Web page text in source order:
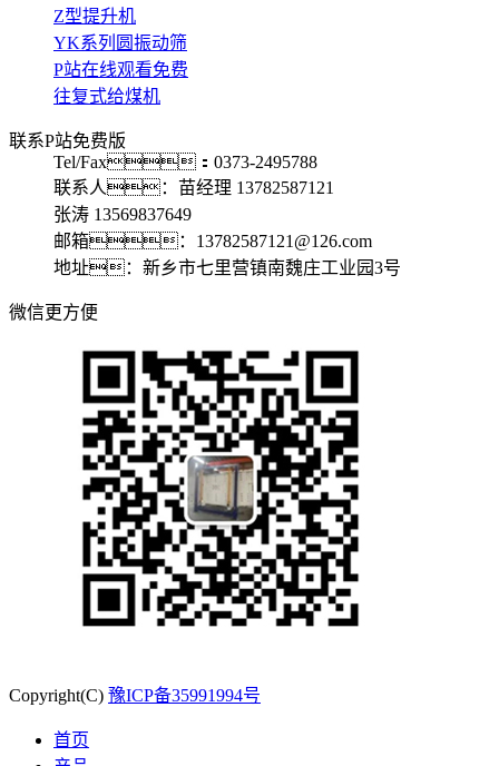
Z型提升机
YK系列圆振动筛
P站在线观看免费
往复式给煤机
联系P站免费版
Tel/Fax：0373-2495788
联系人：苗经理 13782587121
张涛 13569837649
邮箱：13782587121@126.com
地址：新乡市七里营镇南魏庄工业园3号
微信更方便
Copyright(C) 豫ICP备35991994号
首页